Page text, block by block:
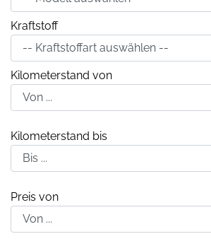
Kraftstoff
Kilometerstand von
Kilometerstand bis
Preis von